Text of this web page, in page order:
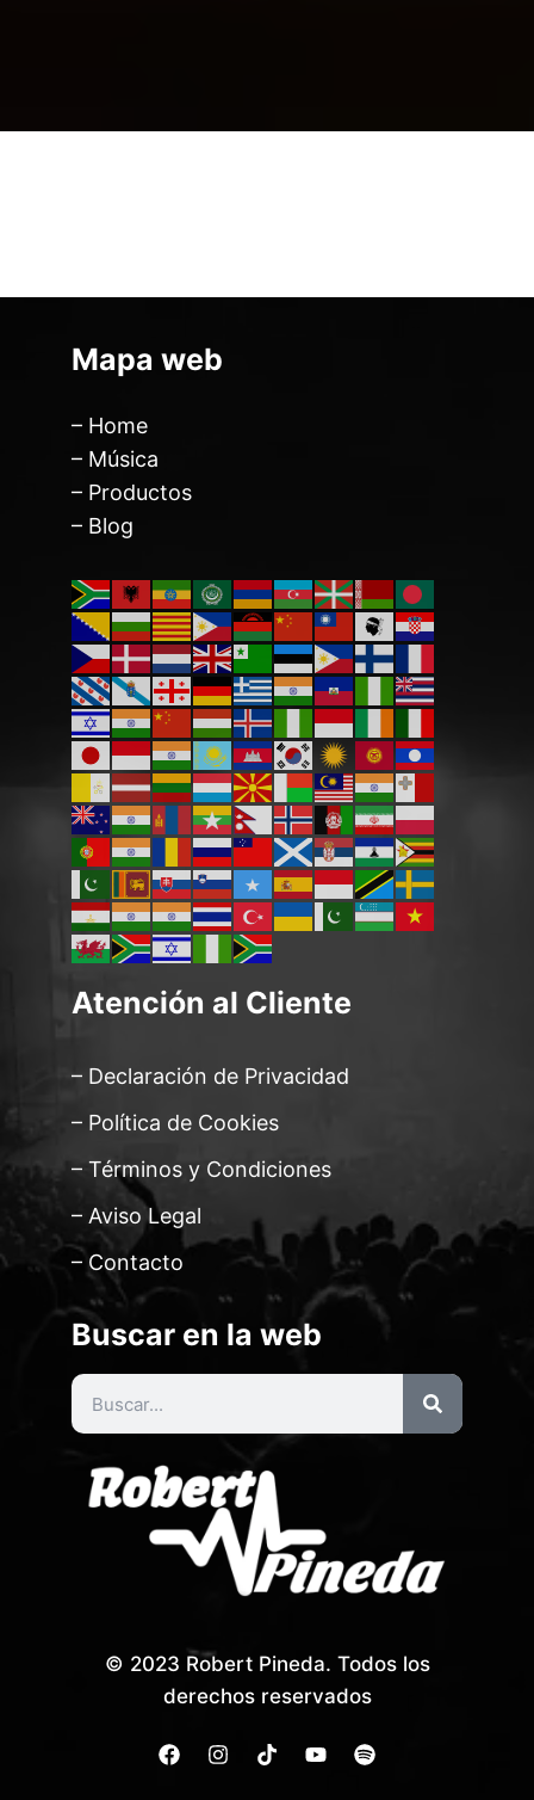
Mapa web
– Home
– Música
– Productos
– Blog
Atención al Cliente
– Declaración de Privacidad
– Política de Cookies
– Términos y Condiciones
– Aviso Legal
– Contacto
Buscar en la web
© 2023 Robert Pineda. Todos los
derechos reservados